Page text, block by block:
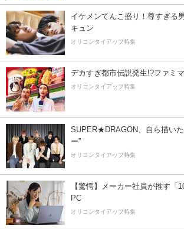
イケメンてんこ盛り！尊すぎる
キュン
オリコンタイアップ特集
デカすぎ都市伝説発生!?ファミ
オリコンタイアップ特集
SUPER★DRAGON、自ら描いた
ー”
オリコンタイアップ特集
【驚愕】メーカー社員が推す「
PC
オリコンタイアップ特集